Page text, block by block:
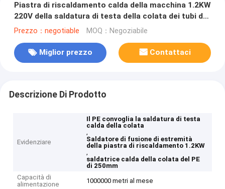
Piastra di riscaldamento calda della macchina 1.2KW
220V della saldatura di testa della colata dei tubi del
PE di 250mm
Prezzo：negotiable MOQ：Negoziabile
Miglior prezzo Contattaci
Descrizione Di Prodotto
Evidenziare
Il PE convoglia la saldatura di testa
calda della colata
,
Saldatore di fusione di estremità
della piastra di riscaldamento 1.2KW
,
saldatrice calda della colata del PE
di 250mm
Capacità di
alimentazione
1000000 metri al mese